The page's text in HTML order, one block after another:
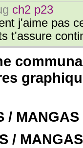
ch2 p23
j'aime pas
t'assure
/
/